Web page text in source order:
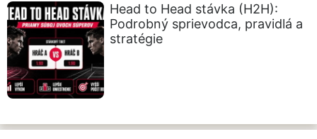
Head to Head stávka (H2H):
Podrobný sprievodca, pravidlá a
stratégie